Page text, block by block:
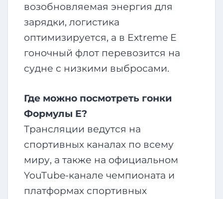
возобновляемая энергия для
зарядки, логистика
оптимизируется, а в Extreme E
гоночный флот перевозится на
судне с низкими выбросами.
Где можно посмотреть гонки
Формулы Е?
Трансляции ведутся на
спортивных каналах по всему
миру, а также на официальном
YouTube-канале чемпионата и
платформах спортивных